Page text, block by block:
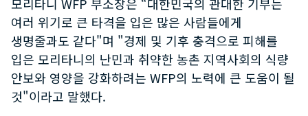
여러 위기로 큰 타격을 입은 많은 사람들에게
생명줄과도 같다"며 "경제 및 기후 충격으로 피해를
입은 모리타니의 난민과 취약한 농촌 지역사회의 식량
안보와 영양을 강화하려는 WFP의 노력에 큰 도움이 될
것"이라고 말했다.